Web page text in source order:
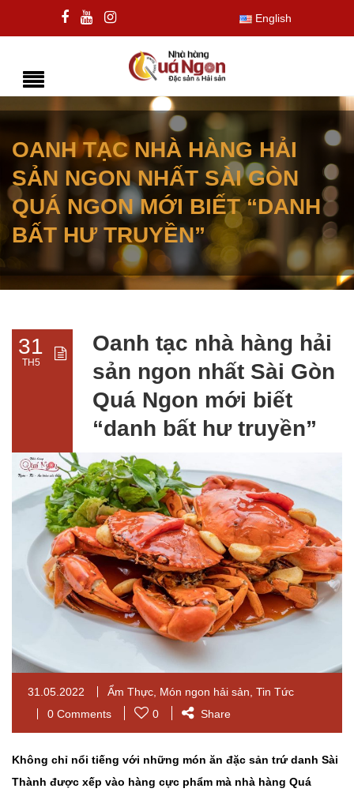
English
OANH TẠC NHÀ HÀNG HẢI
SẢN NGON NHẤT SÀI GÒN
QUÁ NGON MỚI BIẾT “DANH
BẤT HƯ TRUYỀN”
31
TH5
Oanh tạc nhà hàng hải
sản ngon nhất Sài Gòn
Quá Ngon mới biết
“danh bất hư truyền”
31.05.2022 Ẩm Thực Món ngon hải sản Tin Tức
0 Comments
0 Share
Không chỉ nổi tiếng với những món ăn đặc sản trứ danh Sài
Thành được xếp vào hàng cực phẩm mà nhà hàng Quá